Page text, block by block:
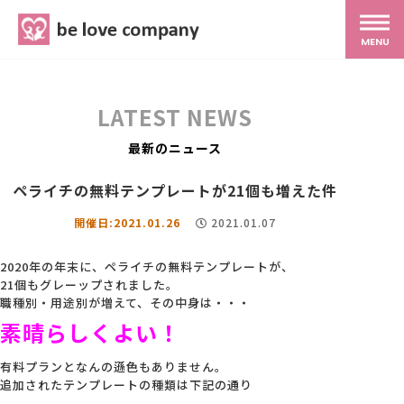
MENU
MG研修
スタッフ紹介
最新ブログ
LATEST NEWS
最新のニュース
ペライチの無料テンプレートが21個も増えた件
開催日:2021.01.26 2021.01.07
2020年の年末に、ペライチの無料テンプレートが、
21個もグレーップされました。
職種別・用途別が増えて、その中身は・・・
素晴らしくよい！
有料プランとなんの遜色もありません。
追加されたテンプレートの種類は下記の通り